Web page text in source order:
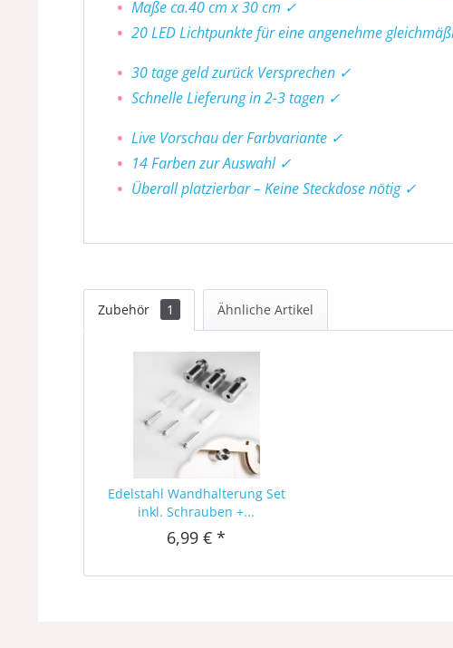
Maße ca.40 cm x 30 cm ✓
20 LED Lichtpunkte für eine angenehme
30 tage geld zurück Versprechen ✓
Schnelle Lieferung in 2-3 tagen ✓
Live Vorschau der Farbvariante ✓
14 Farben zur Auswahl ✓
Überall platzierbar – Keine Steckdose nötig ✓
Zubehör 1 Ähnliche Artikel
Edelstahl Wandhalterung Set
inkl. Schrauben +...
6,99 € *